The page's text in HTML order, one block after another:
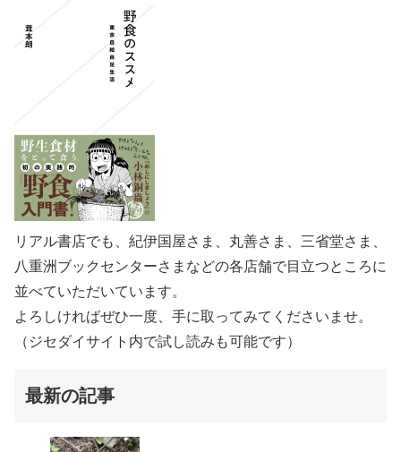
リアル書店でも、紀伊国屋さま、丸善さま、三省堂さま、
八重洲ブックセンターさまなどの各店舗で目立つところに
並べていただいています。
よろしければぜひ一度、手に取ってみてくださいませ。
（ジセダイサイト内で試し読みも可能です）
最新の記事